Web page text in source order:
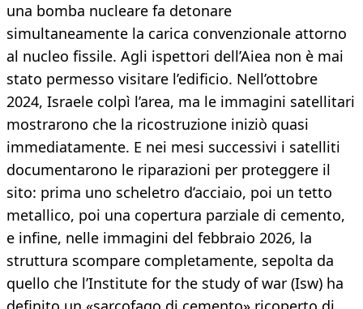
una bomba nucleare fa detonare
simultaneamente la carica convenzionale attorno
al nucleo fissile. Agli ispettori dell’Aiea non è mai
stato permesso visitare l’edificio. Nell’ottobre
2024, Israele colpì l’area, ma le immagini satellitari
mostrarono che la ricostruzione iniziò quasi
immediatamente. E nei mesi successivi i satelliti
documentarono le riparazioni per proteggere il
sito: prima uno scheletro d’acciaio, poi un tetto
metallico, poi una copertura parziale di cemento,
e infine, nelle immagini del febbraio 2026, la
struttura scompare completamente, sepolta da
quello che l’Institute for the study of war (Isw) ha